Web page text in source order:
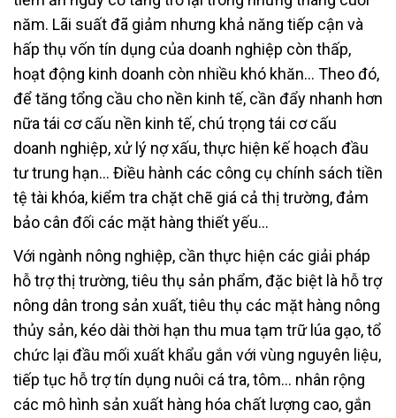
năm. Lãi suất đã giảm nhưng khả năng tiếp cận và
hấp thụ vốn tín dụng của doanh nghiệp còn thấp,
hoạt động kinh doanh còn nhiều khó khăn… Theo đó,
để tăng tổng cầu cho nền kinh tế, cần đẩy nhanh hơn
nữa tái cơ cấu nền kinh tế, chú trọng tái cơ cấu
doanh nghiệp, xử lý nợ xấu, thực hiện kế hoạch đầu
tư trung hạn… Điều hành các công cụ chính sách tiền
tệ tài khóa, kiểm tra chặt chẽ giá cả thị trường, đảm
bảo cân đối các mặt hàng thiết yếu…
Với ngành nông nghiệp, cần thực hiện các giải pháp
hỗ trợ thị trường, tiêu thụ sản phẩm, đặc biệt là hỗ trợ
nông dân trong sản xuất, tiêu thụ các mặt hàng nông
thủy sản, kéo dài thời hạn thu mua tạm trữ lúa gạo, tổ
chức lại đầu mối xuất khẩu gắn với vùng nguyên liệu,
tiếp tục hỗ trợ tín dụng nuôi cá tra, tôm… nhân rộng
các mô hình sản xuất hàng hóa chất lượng cao, gắn